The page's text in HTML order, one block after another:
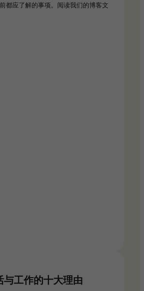
都应了解的事项。阅读我们的博客文
与工作的十大理由​